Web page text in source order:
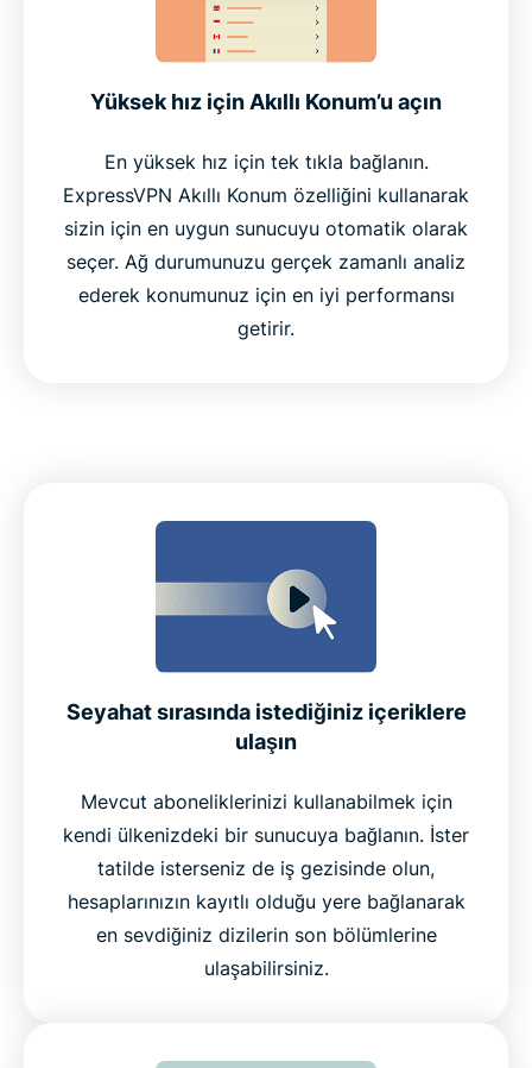
Yüksek hız için Akıllı Konum’u açın
En yüksek hız için tek tıkla bağlanın.
ExpressVPN Akıllı Konum özelliğini kullanarak
sizin için en uygun sunucuyu otomatik olarak
seçer. Ağ durumunuzu gerçek zamanlı analiz
ederek konumunuz için en iyi performansı
getirir.
Seyahat sırasında istediğiniz içeriklere
ulaşın
Mevcut aboneliklerinizi kullanabilmek için
kendi ülkenizdeki bir sunucuya bağlanın. İster
tatilde isterseniz de iş gezisinde olun,
hesaplarınızın kayıtlı olduğu yere bağlanarak
en sevdiğiniz dizilerin son bölümlerine
ulaşabilirsiniz.